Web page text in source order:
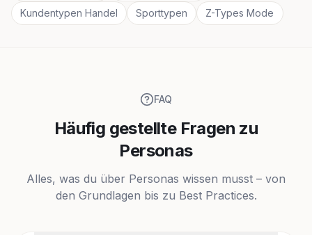
Kundentypen Handel
Sporttypen Z-Types Mode
FAQ
Häufig gestellte Fragen zu
Personas
Alles, was du über Personas wissen musst – von
den Grundlagen bis zu Best Practices.